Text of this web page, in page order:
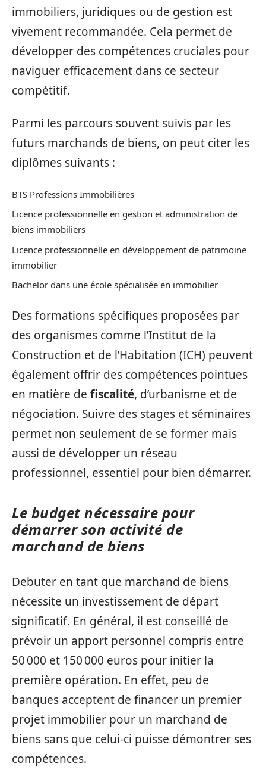
immobiliers, juridiques ou de gestion est
vivement recommandée. Cela permet de
développer des compétences cruciales pour
naviguer efficacement dans ce secteur
compétitif.
Parmi les parcours souvent suivis par les
futurs marchands de biens, on peut citer les
diplômes suivants :
BTS Professions Immobilières
Licence professionnelle en gestion et administration de
biens immobiliers
Licence professionnelle en développement de patrimoine
immobilier
Bachelor dans une école spécialisée en immobilier
Des formations spécifiques proposées par
des organismes comme l’Institut de la
Construction et de l’Habitation (ICH) peuvent
également offrir des compétences pointues
en matière de fiscalité, d’urbanisme et de
négociation. Suivre des stages et séminaires
permet non seulement de se former mais
aussi de développer un réseau
professionnel, essentiel pour bien démarrer.
Le budget nécessaire pour
démarrer son activité de
marchand de biens
Debuter en tant que marchand de biens
nécessite un investissement de départ
significatif. En général, il est conseillé de
prévoir un apport personnel compris entre
50 000 et 150 000 euros pour initier la
première opération. En effet, peu de
banques acceptent de financer un premier
projet immobilier pour un marchand de
biens sans que celui-ci puisse démontrer ses
compétences.